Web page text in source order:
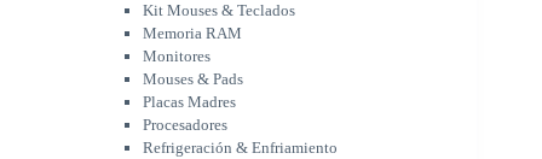
Refrigeración & Enfriamiento
Tarjetas Gráficas
Teclados
Equipos NUC
Equipos OEM & Pre-Ensamblados
Licencias & Softwares
Kit Mouses & Teclados
Memoria RAM
Monitores
Mouses & Pads
Placas Madres
Procesadores
Refrigeración & Enfriamiento